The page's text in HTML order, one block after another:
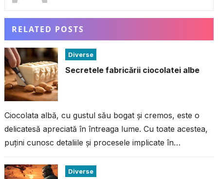
RELATED POSTS
Diverse
Secretele fabricării ciocolatei albe
Ciocolata albă, cu gustul său bogat și cremos, este o
delicatesă apreciată în întreaga lume. Cu toate acestea,
puțini cunosc detaliile și procesele implicate în
Diverse